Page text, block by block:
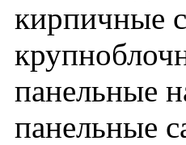
кирпичные
панельные
панельные